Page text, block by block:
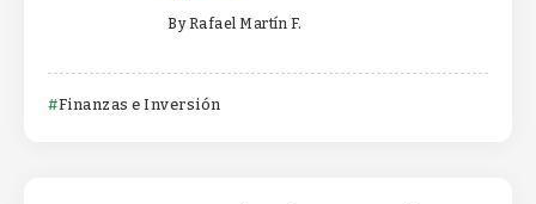
By Rafael Martín F.
Finanzas e Inversión